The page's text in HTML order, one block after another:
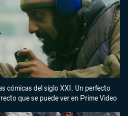
cómicas del siglo XXI. Un perfecto
que se puede ver en Prime Video